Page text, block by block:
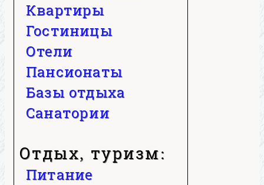
Квартиры
Гостиницы
Отели
Пансионаты
Базы отдыха
Санатории
Отдых, туризм:
Питание